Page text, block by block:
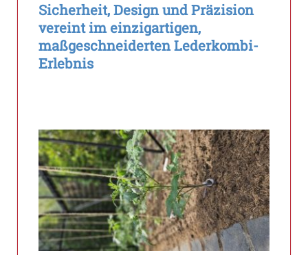
Sicherheit, Design und Präzision
vereint im einzigartigen,
maßgeschneiderten Lederkombi-
Erlebnis